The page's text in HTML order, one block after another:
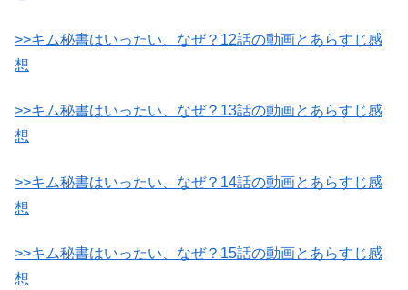
>>キム秘書はいったい、なぜ？12話の動画とあらすじ感
想
>>キム秘書はいったい、なぜ？13話の動画とあらすじ感
想
>>キム秘書はいったい、なぜ？14話の動画とあらすじ感
想
>>キム秘書はいったい、なぜ？15話の動画とあらすじ感
想